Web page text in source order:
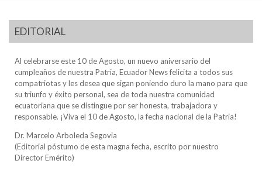
EDITORIAL
Al celebrarse este 10 de Agosto, un nuevo aniversario del
cumpleaños de nuestra Patria, Ecuador News felicita a todos sus
compatriotas y les desea que sigan poniendo duro la mano para que
su triunfo y éxito personal, sea de toda nuestra comunidad
ecuatoriana que se distingue por ser honesta, trabajadora y
responsable. ¡Viva el 10 de Agosto, la fecha nacional de la Patria!
Dr. Marcelo Arboleda Segovia
(Editorial póstumo de esta magna fecha, escrito por nuestro
Director Emérito)